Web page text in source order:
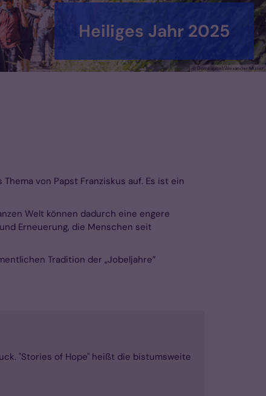
© Domkapitel/Alexander Müller
Heiliges Jahr 2025
von Papst Franziskus auf. Es ist ein
Welt können dadurch eine engere
Erneuerung, die Menschen seit
Tradition der „Jobeljahre”
"Stories of Hope" heißt die bistumsweite